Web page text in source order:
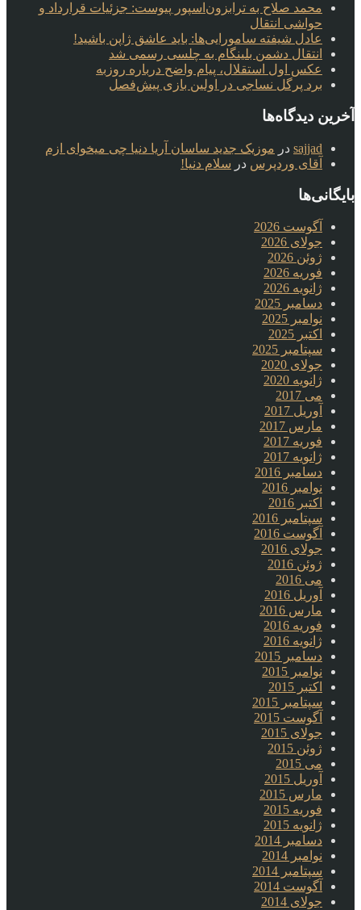
محمد صلاح به ترابزون‌اسپور پیوست: جزئیات قرارداد و
حواشی انتقال
عادل شیفته سامورایی‌ها: باید عاشق ژاپن باشید!
انتقال دشمن بلینگام به چلسی رسمی شد
عکس اول استقلال، پیام واضح درباره روزبه
برد پرگل نساجی در اولین بازی پیش‌فصل
آخرین دیدگاه‌ها
sajjad در موزیک جدید ساسان آریا دنیا چی میخوای ازم
آقای وردپرس در سلام دنیا!
بایگانی‌ها
آگوست 2026
جولای 2026
ژوئن 2026
فوریه 2026
ژانویه 2026
دسامبر 2025
نوامبر 2025
اکتبر 2025
سپتامبر 2025
جولای 2020
ژانویه 2020
می 2017
آوریل 2017
مارس 2017
فوریه 2017
ژانویه 2017
دسامبر 2016
نوامبر 2016
اکتبر 2016
سپتامبر 2016
آگوست 2016
جولای 2016
ژوئن 2016
می 2016
آوریل 2016
مارس 2016
فوریه 2016
ژانویه 2016
دسامبر 2015
نوامبر 2015
اکتبر 2015
سپتامبر 2015
آگوست 2015
جولای 2015
ژوئن 2015
می 2015
آوریل 2015
مارس 2015
فوریه 2015
ژانویه 2015
دسامبر 2014
نوامبر 2014
سپتامبر 2014
آگوست 2014
جولای 2014